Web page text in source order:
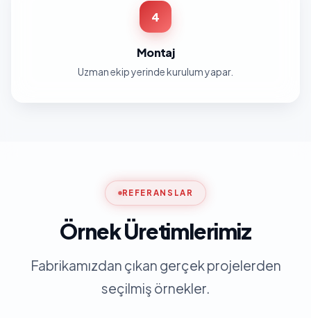
4
Montaj
Uzman ekip yerinde kurulum yapar.
REFERANSLAR
Örnek Üretimlerimiz
Fabrikamızdan çıkan gerçek projelerden
seçilmiş örnekler.